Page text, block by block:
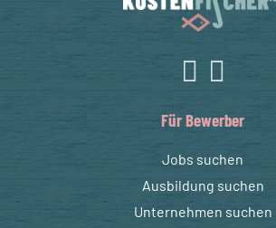
Für Bewerber
Jobs suchen
Ausbildung suchen
Unternehmen suchen